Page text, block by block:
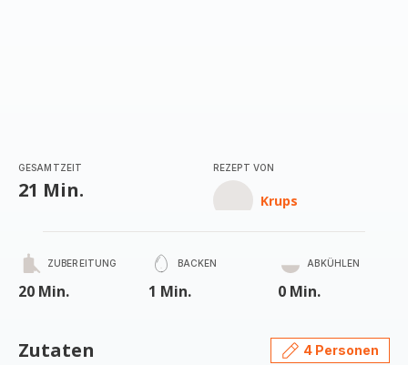
GESAMTZEIT
21 Min.
REZEPT VON
Krups
ZUBEREITUNG
20 Min.
BACKEN
1 Min.
ABKÜHLEN
0 Min.
Zutaten 4 Personen